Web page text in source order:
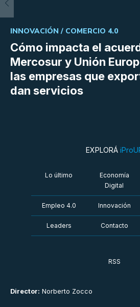
Cómo impacta el
Mercosur y Unión
las empresas que
dan servicios
INNOVACIÓN / COMERCIO 4.0
Director: Norberto Zocco
EXPLORÁ
Lo último
Economía
Digital
Empleo 4.0 Innovación
Leaders Contacto
RSS